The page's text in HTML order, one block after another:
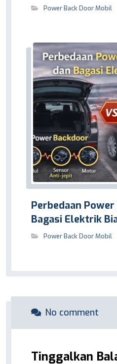
Power Back Door Mobil
Perbedaan
Bagasi Elektrik
Power Back Door Mobil
No comment
Tinggalkan